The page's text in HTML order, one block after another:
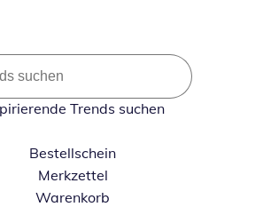
Trends suchen
Bestellschein
Merkzettel
Warenkorb